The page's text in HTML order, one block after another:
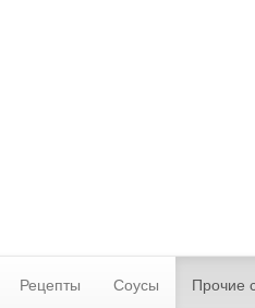
Рецепты Соусы Прочие